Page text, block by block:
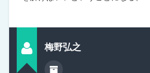
梅野弘之